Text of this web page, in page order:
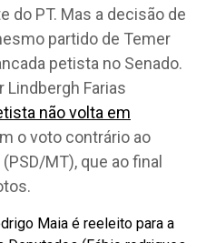
do PT. Mas a decisão de
partido de Temer
petista no Senado.
Lindbergh Farias
não volta em
o voto contrário ao
MT), que ao final